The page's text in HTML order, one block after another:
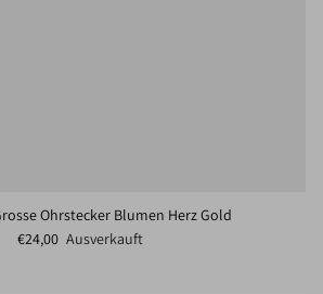
Ohrstecker Blumen Herz Gold
Normaler Preis
€24,00 Ausverkauft